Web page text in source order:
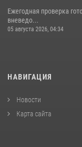
Ежегодная проверка
вневедо...
05 августа 2026, 04:34
НАВИГАЦИЯ
Новости
Карта сайта